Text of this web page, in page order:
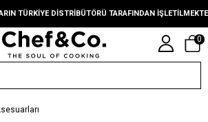
TÜRKIYE DISTRIBÜTÖRÜ TARAFINDAN
0